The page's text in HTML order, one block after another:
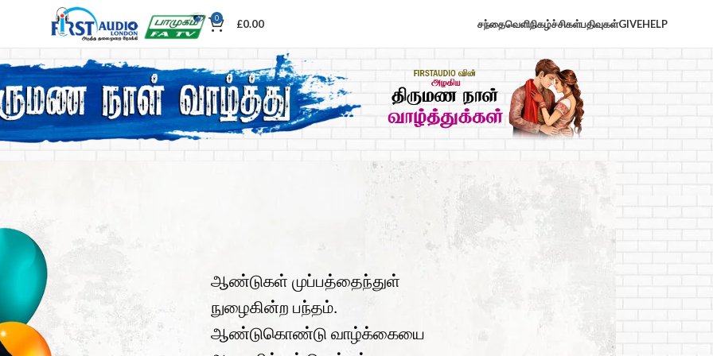
0 £0.00 சந்தைவெளிநிகழ்ச்சிகள்பதிவுகள்GIVEHELP
ஆண்டுகள் முப்பத்தைந்துள்
நுழைகின்ற பந்தம்.
ஆண்டுகொண்டு வாழ்க்கையை